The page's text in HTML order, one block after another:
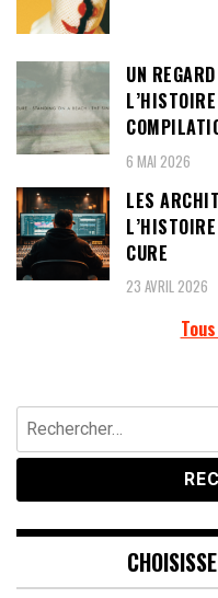
UN
6 MAI 2026
LES
CURE
23 AVRIL 2026
Rechercher :